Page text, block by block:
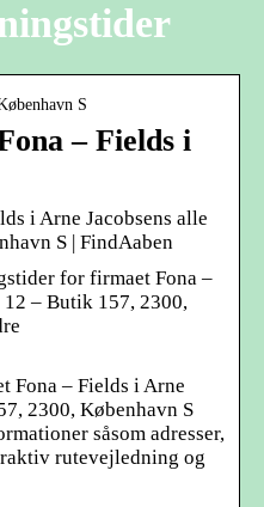
S
– Fields i
i Arne Jacobsens alle
S | FindAaben
for firmaet Fona –
– Butik 157, 2300,
Fona – Fields i Arne
2300, København S
såsom adresser,
rutevejledning og